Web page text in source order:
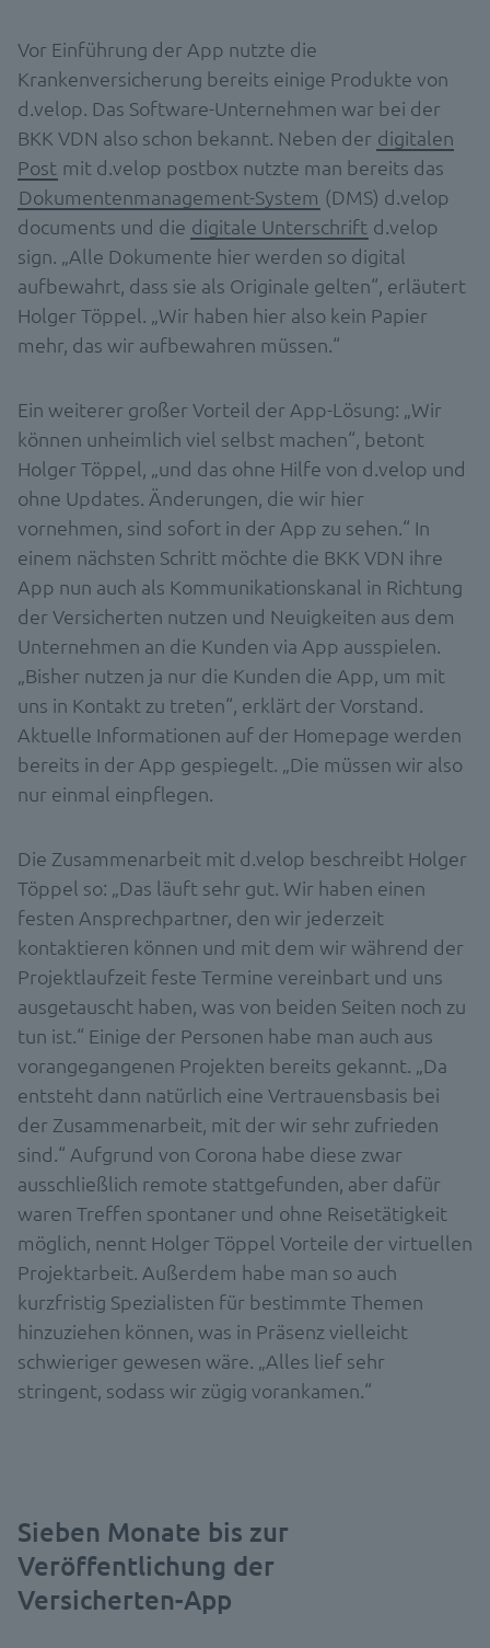
Vor Einführung der App nutzte die
Krankenversicherung bereits einige Produkte von
d.velop. Das Software-Unternehmen war bei der
BKK VDN also schon bekannt. Neben der digitalen
Post mit d.velop postbox nutzte man bereits das
Dokumentenmanagement-System (DMS) d.velop
documents und die digitale Unterschrift d.velop
sign. „Alle Dokumente hier werden so digital
aufbewahrt, dass sie als Originale gelten“, erläutert
Holger Töppel. „Wir haben hier also kein Papier
mehr, das wir aufbewahren müssen.“
Ein weiterer großer Vorteil der App-Lösung: „Wir
können unheimlich viel selbst machen“, betont
Holger Töppel, „und das ohne Hilfe von d.velop und
ohne Updates. Änderungen, die wir hier
vornehmen, sind sofort in der App zu sehen.“ In
einem nächsten Schritt möchte die BKK VDN ihre
App nun auch als Kommunikationskanal in Richtung
der Versicherten nutzen und Neuigkeiten aus dem
Unternehmen an die Kunden via App ausspielen.
„Bisher nutzen ja nur die Kunden die App, um mit
uns in Kontakt zu treten“, erklärt der Vorstand.
Aktuelle Informationen auf der Homepage werden
bereits in der App gespiegelt. „Die müssen wir also
nur einmal einpflegen.
Die Zusammenarbeit mit d.velop beschreibt Holger
Töppel so: „Das läuft sehr gut. Wir haben einen
festen Ansprechpartner, den wir jederzeit
kontaktieren können und mit dem wir während der
Projektlaufzeit feste Termine vereinbart und uns
ausgetauscht haben, was von beiden Seiten noch zu
tun ist.“ Einige der Personen habe man auch aus
vorangegangenen Projekten bereits gekannt. „Da
entsteht dann natürlich eine Vertrauensbasis bei
der Zusammenarbeit, mit der wir sehr zufrieden
sind.“ Aufgrund von Corona habe diese zwar
ausschließlich remote stattgefunden, aber dafür
waren Treffen spontaner und ohne Reisetätigkeit
möglich, nennt Holger Töppel Vorteile der virtuellen
Projektarbeit. Außerdem habe man so auch
kurzfristig Spezialisten für bestimmte Themen
hinzuziehen können, was in Präsenz vielleicht
schwieriger gewesen wäre. „Alles lief sehr
stringent, sodass wir zügig vorankamen.“
Sieben Monate bis zur
Veröffentlichung der
Versicherten-App